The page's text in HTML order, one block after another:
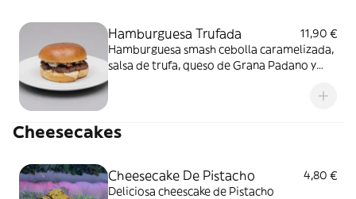
Hamburguesa Trufada
11,90 €
Hamburguesa smash cebolla caramelizada,
salsa de trufa, queso de Grana Padano y
Cheesecakes
Cheesecake De Pistacho
4,80 €
Deliciosa cheescake de Pistacho